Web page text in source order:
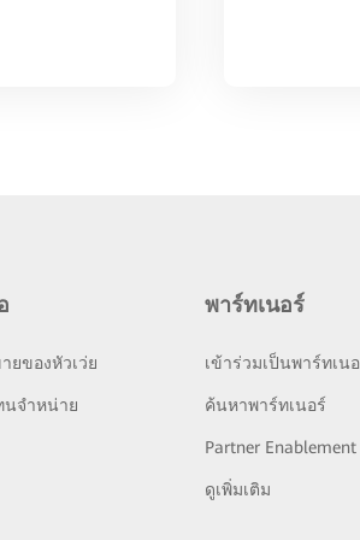
ยของหัวเว่ย
จำหน่าย
พาร์ทเนอร์
เข้าร่วมเป็นพาร์ทเน
ค้นหาพาร์ทเนอร์
Partner Enablement
ดูเพิ่มเติม